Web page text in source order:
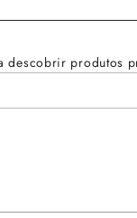
descobrir produtos